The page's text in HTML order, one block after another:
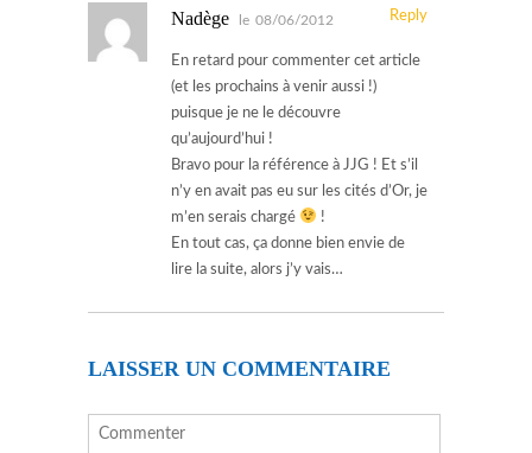
Nadège le 08/06/2012 Reply
En retard pour commenter cet article
(et les prochains à venir aussi !)
puisque je ne le découvre
qu’aujourd’hui !
Bravo pour la référence à JJG ! Et s’il
n’y en avait pas eu sur les cités d’Or, je
m’en serais chargé
!
En tout cas, ça donne bien envie de
lire la suite, alors j’y vais…
LAISSER UN COMMENTAIRE